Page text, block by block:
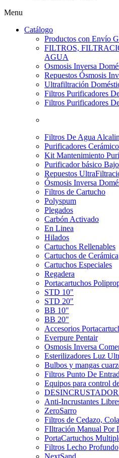
Menu
Catálogo
Productos con Envío
FILTROS,
AGUA
Osmosis Inversa
Repuestos Ósmosis
Ultrafiltración
Filtros Purificadores
Filtros Purificadores
Filtros De Agua
Purificadores
Kit Mantenimiento
Purificador básico
Repuestos
Ósmosis Inversa
Filtros de Cartucho
Polyspum
Plegados
Carbón Activado
En Linea
Hilados
Cartuchos Rellenables
Cartuchos de Cerámica
Cartuchos Especiales
Regadera
Portacartuchos
STD 10"
STD 20"
BB 10"
BB 20"
Accesorios
Everpure Pentair
Osmosis Inversa
Esterilizadores Luz
Bulbos y mangas
Filtros Punto De
Equipos para control
Anti-Incrustantes
ZeroSarro
Filtros de Cedazo,
FIltración Manual Por
PortaCartuchos
Filtros Lecho Profundo
NextSand